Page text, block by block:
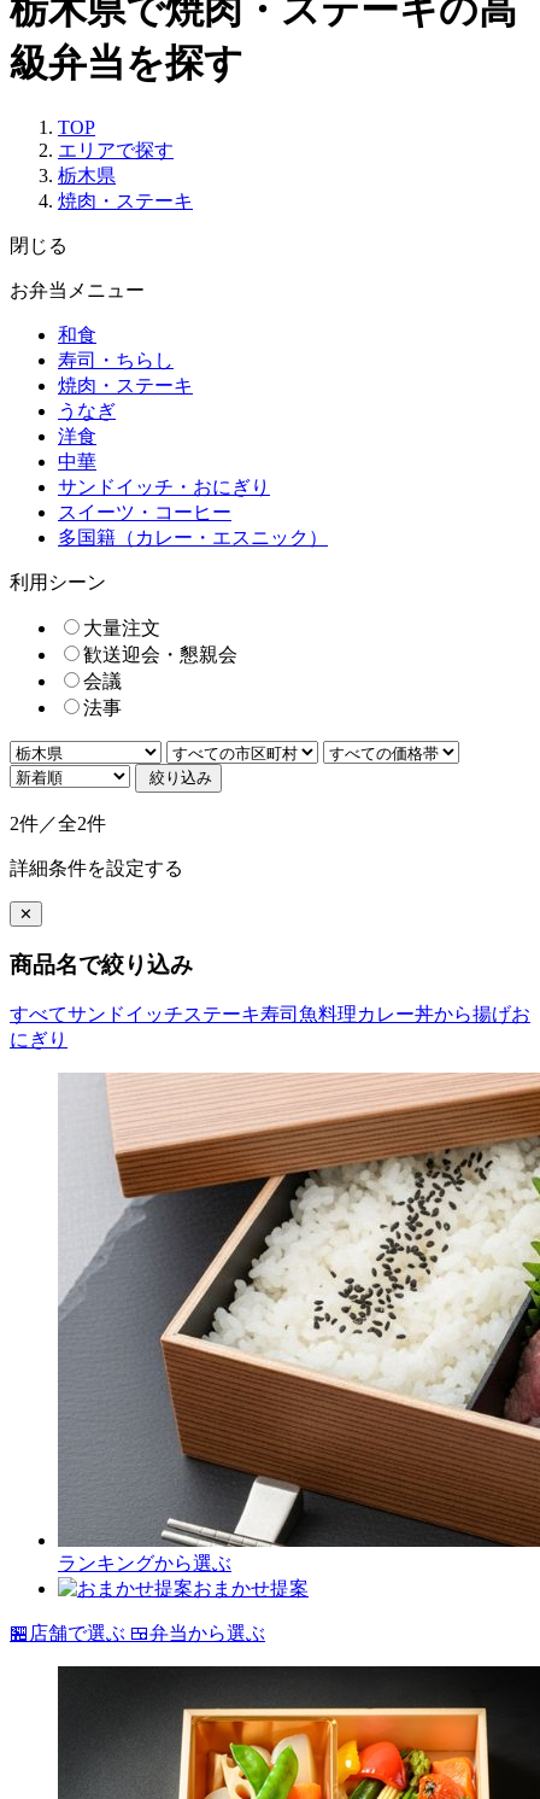
栃木県で焼肉・ステーキの高
級弁当を探す
TOP
エリアで探す
栃木県
焼肉・ステーキ
閉じる
お弁当メニュー
和食
寿司・ちらし
焼肉・ステーキ
うなぎ
洋食
中華
サンドイッチ・おにぎり
スイーツ・コーヒー
多国籍（カレー・エスニック）
利用シーン
大量注文
歓送迎会・懇親会
会議
法事
絞り込み
2件／全2件
詳細条件を設定する
✕
商品名で絞り込み
すべてサンドイッチステーキ寿司 魚料理カレー丼から揚げお
にぎり
ランキングから選ぶ
おまかせ提案
🏪 店舗で選ぶ 🍱弁当から選ぶ